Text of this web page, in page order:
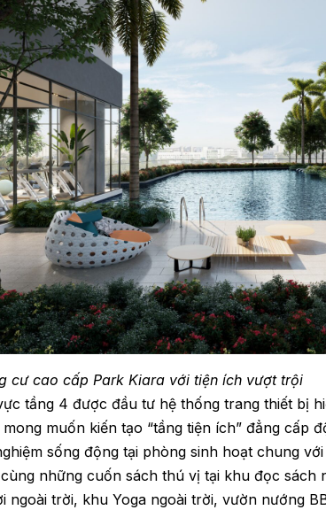
cư cao cấp Park Kiara với tiện ích vượt trội
tầng 4 được đầu tư hệ thống trang thiết bị
muốn kiến tạo “tầng tiện ích” đẳng cấp
sống động tại phòng sinh hoạt chung
những cuốn sách thú vị tại khu đọc sách
ngoài trời, khu Yoga ngoài trời, vườn nướng